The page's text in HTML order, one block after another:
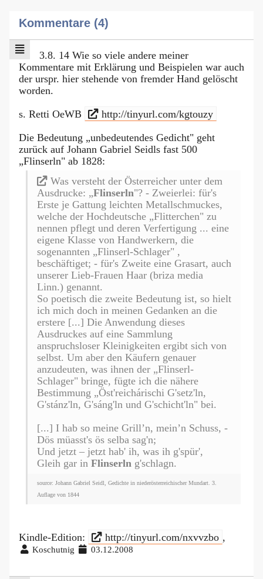
Kommentare (4)
3.8. 14 Wie so viele andere meiner
Kommentare mit Erklärung und Beispielen war auch
der urspr. hier stehende von fremder Hand gelöscht
worden.
s. Retti OeWB
http://tinyurl.com/kgtouzy
Die Bedeutung „unbedeutendes Gedicht" geht
zurück auf Johann Gabriel Seidls fast 500
„Flinserln" ab 1828:
Was versteht der Österreicher unter dem
Ausdrucke: „Flinserln"? - Zweierlei: für's
Erste je Gattung leichten Metallschmuckes,
welche der Hochdeutsche „Flitterchen" zu
nennen pflegt und deren Verfertigung ... eine
eigene Klasse von Handwerkern, die
sogenannten „Flinserl-Schlager" ,
beschäftiget; - für's Zweite eine Grasart, auch
unserer Lieb-Frauen Haar (briza media
Linn.) genannt.
So poetisch die zweite Bedeutung ist, so hielt
ich mich doch in meinen Gedanken an die
erstere [...] Die Anwendung dieses
Ausdruckes auf eine Sammlung
anspruchsloser Kleinigkeiten ergibt sich von
selbst. Um aber den Käufern genauer
anzudeuten, was ihnen der „Flinserl-
Schlager" bringe, fügte ich die nähere
Bestimmung „Öst'reichárischi G'setz'ln,
G'stánz'ln, G'sáng'ln und G'schicht'ln" bei.
[...] I hab so meine Grill’n, mein’n Schuss, -
Dös müasst's ös selba sag'n;
Und jetzt – jetzt hab' ih, was ih g'spür',
Gleih gar in Flinserln g'schlagn.
source: Johann Gabriel Seidl, Gedichte in niederösterreichischer Mundart. 3.
Auflage von 1844
Kindle-Edition: http://tinyurl.com/nxvvzbo ,
Koschutnig 03.12.2008